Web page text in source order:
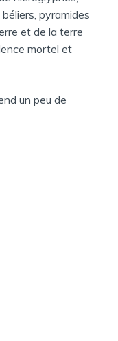
pyramides
et de la terre
mortel et
un peu de